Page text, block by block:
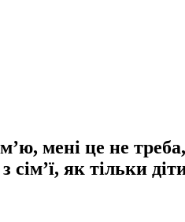
мені це не
сім’ї, як тільки